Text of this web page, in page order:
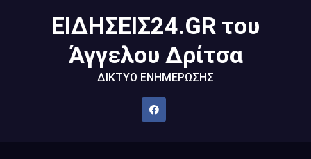
ΕΙΔΗΣΕΙΣ24.GR του
Άγγελου Δρίτσα
ΔΙΚΤΥΟ ΕΝΗΜΕΡΩΣΗΣ